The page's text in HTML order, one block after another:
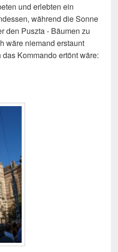
und erlebten ein
während die Sonne
den Puszta - Bäumen zu
wäre niemand erstaunt
Kommando ertönt wäre: